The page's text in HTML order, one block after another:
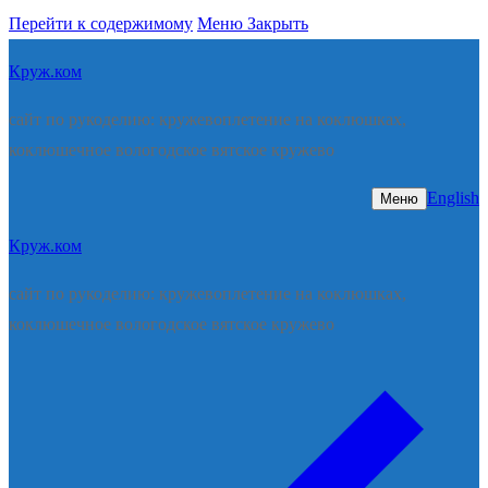
Перейти к содержимому Меню Закрыть
Круж.ком
сайт по рукоделию: кружевоплетение на коклюшках,
коклюшечное вологодское вятское кружево
Меню English
Круж.ком
сайт по рукоделию: кружевоплетение на коклюшках,
коклюшечное вологодское вятское кружево